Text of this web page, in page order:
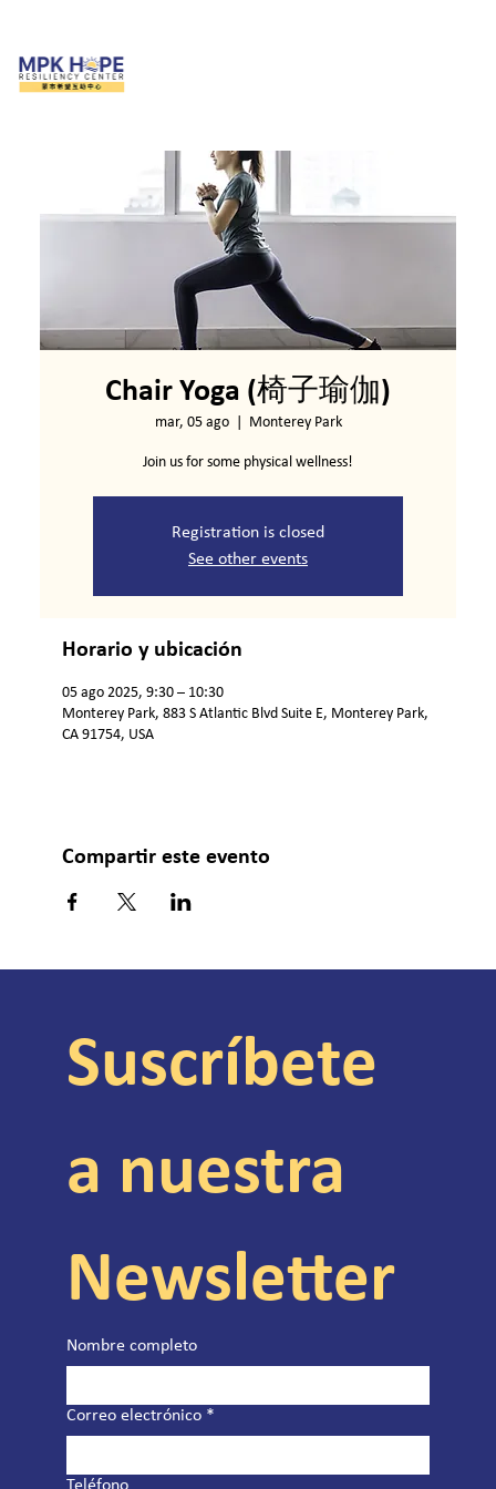
Chair Yoga (椅子瑜伽)
mar, 05 ago
  |
Monterey Park
Join us for some physical wellness!
Registration is closed
See other events
Horario y ubicación
05 ago 2025, 9:30 – 10:30
Monterey Park, 883 S Atlantic Blvd Suite E, Monterey Park,
CA 91754, USA
Compartir este evento
Suscríbete
a nuestra
Newsletter
Nombre completo
Correo electrónico *